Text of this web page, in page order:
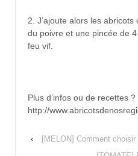
2. J’ajoute alors les
du poivre et une pincée de
feu vif.
Plus d’infos ou de recettes ?
http://
‹
[MELON] Comment